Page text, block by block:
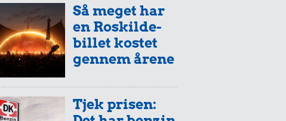
Så meget har
en Roskilde-
billet kostet
gennem årene
Tjek prisen: